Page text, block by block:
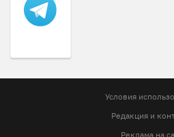
Условия
Редакция и
Реклама на